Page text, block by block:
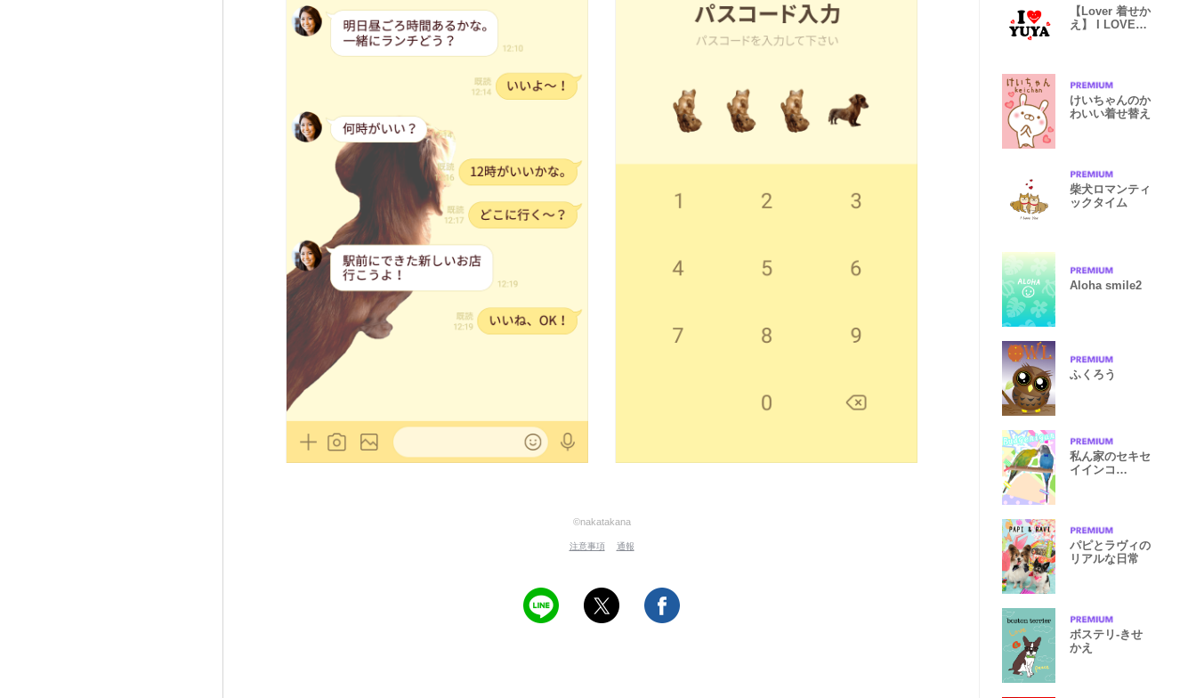
©nakatakana
注意事項 通報
【Lover 着せか
え】 I LOVE
けいちゃんのか
わいい着せ替え
柴犬ロマンティ
ックタイム
Aloha smile2
ふくろう
私ん家のセキセ
イインコ
パピとラヴィの
リアルな日常
ボステリ-きせ
かえ